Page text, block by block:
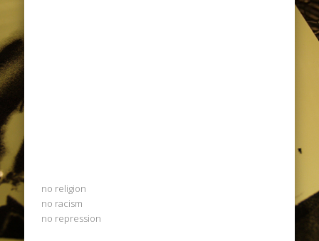
no religion
no racism
no repression